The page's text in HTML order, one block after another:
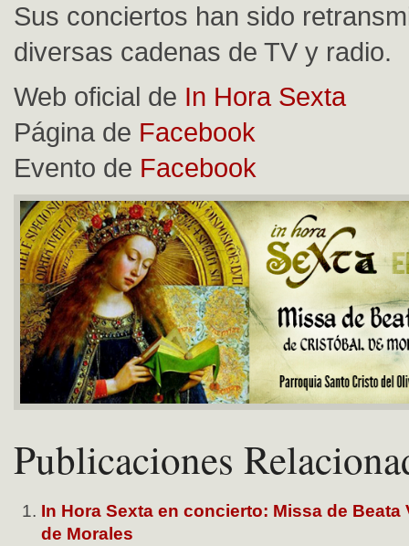
Sus conciertos han sido
diversas cadenas de TV y radio.
Web oficial de In Hora Sexta
Página de Facebook
Evento de Facebook
Publicaciones
In Hora Sexta en concierto: Missa de
de Morales